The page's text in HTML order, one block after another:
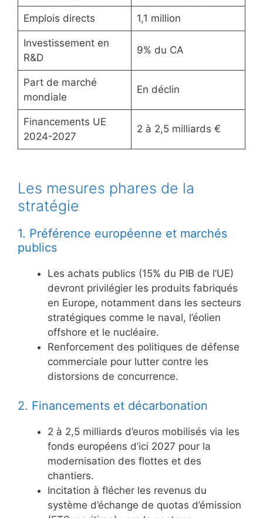
Emplois directs 1,1 million
Investissement en
R&D
9% du CA
Part de marché
mondiale
En déclin
Financements UE
2024-2027
2 à 2,5 milliards €
Les mesures phares de la
stratégie
1. Préférence européenne et marchés
publics
Les achats publics (15% du PIB de l’UE)
devront privilégier les produits fabriqués
en Europe, notamment dans les secteurs
stratégiques comme le naval, l’éolien
offshore et le nucléaire.
Renforcement des politiques de défense
commerciale pour lutter contre les
distorsions de concurrence.
2. Financements et décarbonation
2 à 2,5 milliards d’euros mobilisés via les
fonds européens d’ici 2027 pour la
modernisation des flottes et des
chantiers.
Incitation à flécher les revenus du
système d’échange de quotas d’émission